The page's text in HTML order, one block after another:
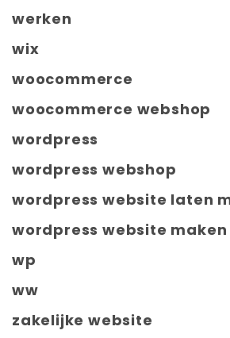
werken
wix
woocommerce
woocommerce webshop
wordpress
wordpress webshop
wordpress website laten
wordpress website maken
wp
ww
zakelijke website